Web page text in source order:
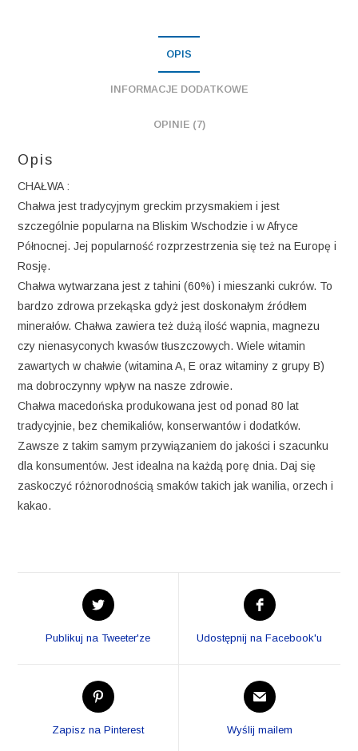
OPIS
INFORMACJE DODATKOWE
OPINIE (7)
Opis
CHAŁWA :
Chałwa jest tradycyjnym greckim przysmakiem i jest
szczególnie popularna na Bliskim Wschodzie i w Afryce
Północnej. Jej popularność rozprzestrzenia się też na Europę i
Rosję.
Chałwa wytwarzana jest z tahini (60%) i mieszanki cukrów. To
bardzo zdrowa przekąska gdyż jest doskonałym źródłem
minerałów. Chałwa zawiera też dużą ilość wapnia, magnezu
czy nienasyconych kwasów tłuszczowych. Wiele witamin
zawartych w chałwie (witamina A, E oraz witaminy z grupy B)
ma dobroczynny wpływ na nasze zdrowie.
Chałwa macedońska produkowana jest od ponad 80 lat
tradycyjnie, bez chemikaliów, konserwantów i dodatków.
Zawsze z takim samym przywiązaniem do jakości i szacunku
dla konsumentów. Jest idealna na każdą porę dnia. Daj się
zaskoczyć różnorodnością smaków takich jak wanilia, orzech i
kakao.
Opens
in
new
Publikuj na Tweeter'ze
Opens
in
new
Udostępnij na Facebook'u
Opens
in
Zapisz na Pinterest
Opens
in
new
Wyślij mailem